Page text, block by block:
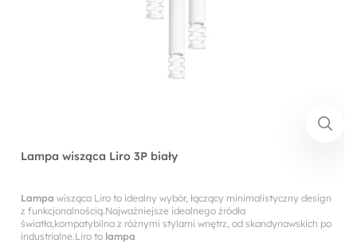
Lampa wisząca Liro 3P biały
Lampa wisząca Liro to idealny wybór, łączący minimalistyczny design
z funkcjonalnością.Najważniejsze idealnego źródła
światła,kompatybilna z różnymi stylami wnętrz, od skandynawskich po
industrialne.Liro to lampa